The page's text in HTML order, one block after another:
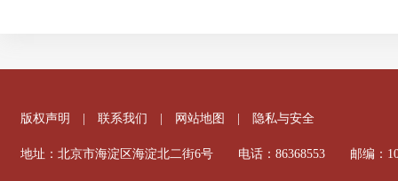
版权声明 | 联系我们 | 网站地图 | 隐私与安全
地址：北京市海淀区海淀北二街6号 电话：86368553 邮编：